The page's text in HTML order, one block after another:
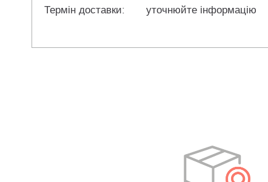
Термін доставки:
уточнюйте інформацію